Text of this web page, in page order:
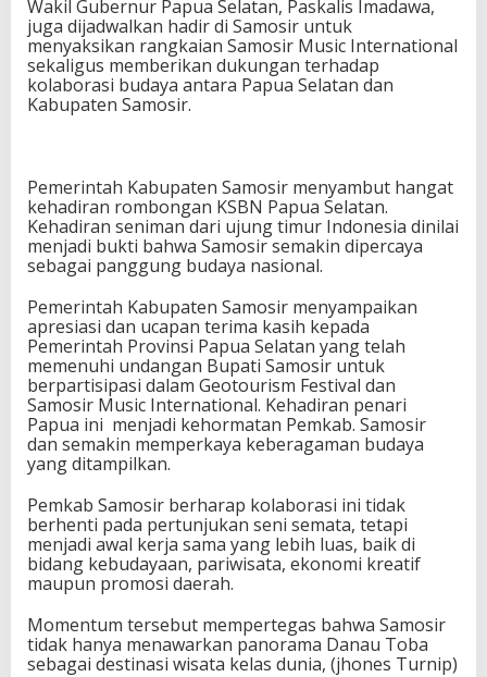
Wakil Gubernur Papua Selatan, Paskalis Imadawa,
juga dijadwalkan hadir di Samosir untuk
menyaksikan rangkaian Samosir Music International
sekaligus memberikan dukungan terhadap
kolaborasi budaya antara Papua Selatan dan
Kabupaten Samosir.
Pemerintah Kabupaten Samosir menyambut hangat
kehadiran rombongan KSBN Papua Selatan.
Kehadiran seniman dari ujung timur Indonesia dinilai
menjadi bukti bahwa Samosir semakin dipercaya
sebagai panggung budaya nasional.
Pemerintah Kabupaten Samosir menyampaikan
apresiasi dan ucapan terima kasih kepada
Pemerintah Provinsi Papua Selatan yang telah
memenuhi undangan Bupati Samosir untuk
berpartisipasi dalam Geotourism Festival dan
Samosir Music International. Kehadiran penari
Papua ini menjadi kehormatan Pemkab. Samosir
dan semakin memperkaya keberagaman budaya
yang ditampilkan.
Pemkab Samosir berharap kolaborasi ini tidak
berhenti pada pertunjukan seni semata, tetapi
menjadi awal kerja sama yang lebih luas, baik di
bidang kebudayaan, pariwisata, ekonomi kreatif
maupun promosi daerah.
Momentum tersebut mempertegas bahwa Samosir
tidak hanya menawarkan panorama Danau Toba
sebagai destinasi wisata kelas dunia, (jhones Turnip)